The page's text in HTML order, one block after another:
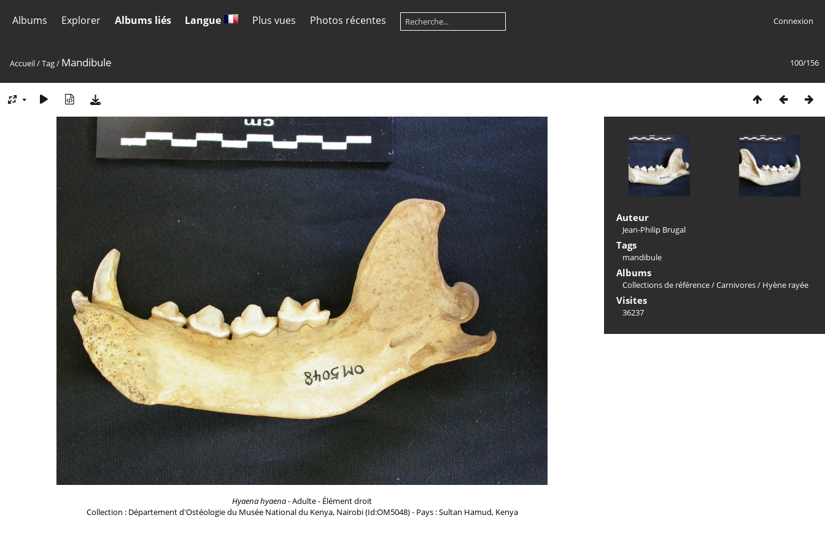
Albums Explorer Albums liés Langue Plus vues Photos récentes Connexion
100/156
Accueil/Tag/ Mandibule
Hyaena hyaena- Adulte - Élément droit
Collection : Département d'Ostéologie du Musée National du Kenya, Nairobi (Id:OM5048) - Pays : Sultan Hamud, Kenya
Auteur
Jean-Philip Brugal
Tags
mandibule
Albums
Collections de référence/Carnivores/ Hyène rayée
Visites
36237